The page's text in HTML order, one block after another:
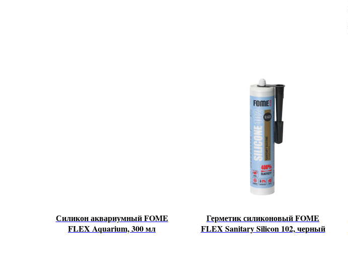
Силикон аквариумный FOME
FLEX Aquarium, 300 мл
Герметик силиконовый FOME
FLEX Sanitary Silicon 102, черный